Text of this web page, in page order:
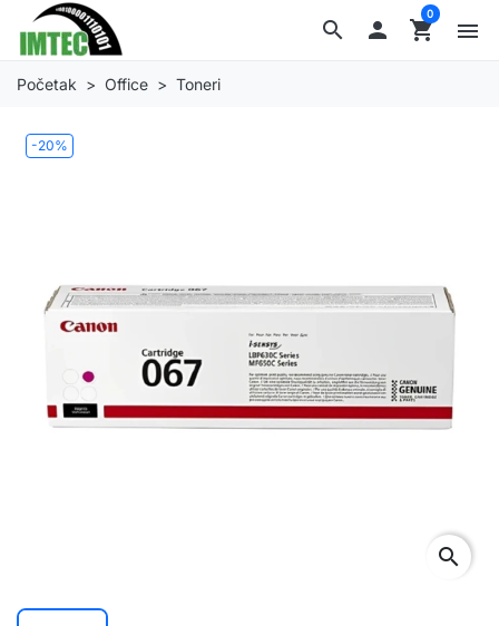
search  shopping_cart
0
menu
Početak Office Toneri
-20%
search